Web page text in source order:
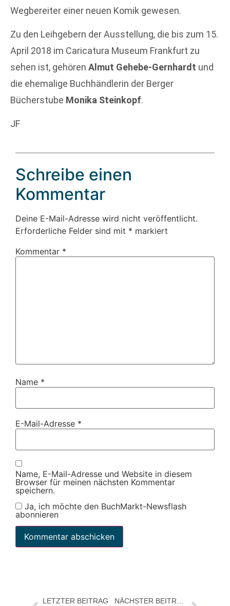
Wegbereiter einer neuen Komik gewesen.
Zu den Leihgebern der Ausstellung, die bis zum 15.
April 2018 im Caricatura Museum Frankfurt zu
sehen ist, gehören Almut Gehebe-Gernhardt und
die ehemalige Buchhändlerin der Berger
Bücherstube Monika Steinkopf.
JF
Schreibe einen
Kommentar
Deine E-Mail-Adresse wird nicht veröffentlicht.
Erforderliche Felder sind mit * markiert
Kommentar *
Name *
E-Mail-Adresse *
Name, E-Mail-Adresse und Website in diesem
Browser für meinen nächsten Kommentar
speichern.
Ja, ich möchte den BuchMarkt-Newsflash
abonnieren
LETZTER BEITRAG
NÄCHSTER BEITRAG